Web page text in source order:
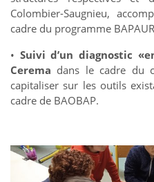
Colombier-Saugnieu,
cadre du programme
• Suivi d’un diagnostic
Cerema dans le cadre du
capitaliser sur les outils
cadre de BAOBAP.